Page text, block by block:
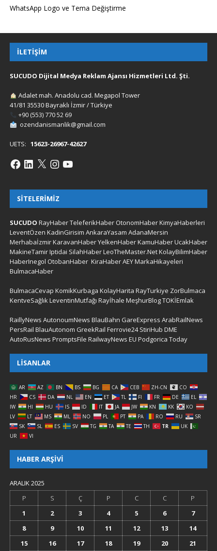
WhatsApp Logo ve Tema Değiştirme
İLETIŞIM
SUCUDO Dijital Medya Reklam Ajansı Hizmetleri Ltd. Şti.
Adalet mah. Anadolu cad. Megapol Tower
41/81 35530 Bayraklı İzmir / Türkiye
+90 (553) 770 52 69
ozendanismanlik@gmail.com
UETS: 15623-26967-42627
SITELERIMIZ
SUCUDO RayHaberTeleferikHaber OtonomHaberKimyaHaberleri
LeventÖzen KadinGirisim AnkaraYasam AdanaMersin
MerhabaİzmirKaravanHaberYelkenHaberKamuHaberUcakHaber
MakineTamirIptidai SilahHaberLeoTheMaster.NetKolayBilimHaber
HaberInegol OtobanHaber KiraHaberAEYMarkaHikayeleri
BulmacaHaber
BulmacaCevap KomikKurbaga KolayHarita RayTurkiye ZorBulmaca
KentveSağlıkLeventinMutfağı Rayİhale MeşhurBlogTOKİEmlak
RaillyNews AutonoumNews BlauBahn GareExpress ArabRailNews
PersRail BlauAutonom GreekRail Ferrovie24 StiriHub DME
AutoRusNews PromptsFile RailwayNews EU Podgorica Today
LISANLAR
AR AZ BN BS BG CA CEB ZH-CN
CO
HR
CS DA NL EN ET TL FI FR DE
EL
IW
HI HU IS ID IT JA JW KN KK
KO
LV
LT MS ML NO PL PT PA RO RU
SR
SK
SL ES SV TG TA TE TH TR
UK
UR
VI
HABER ARŞIVI
ARALIK 2025
P
S Ç P C C
P
1
2 3 4 5 6
7
8
9 10 11 12 13
14
15
16 17 18 19 20 21